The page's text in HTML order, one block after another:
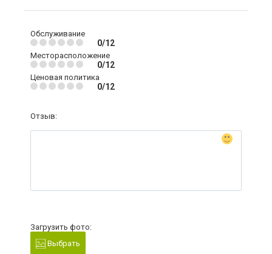
Обслуживание
0/12
Месторасположение
0/12
Ценовая политика
0/12
Отзыв:
Загрузить фото:
Выбрать